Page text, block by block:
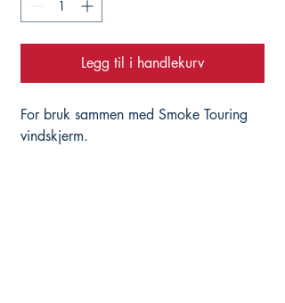
Legg til i handlekurv
For bruk sammen med Smoke Touring
vindskjerm.